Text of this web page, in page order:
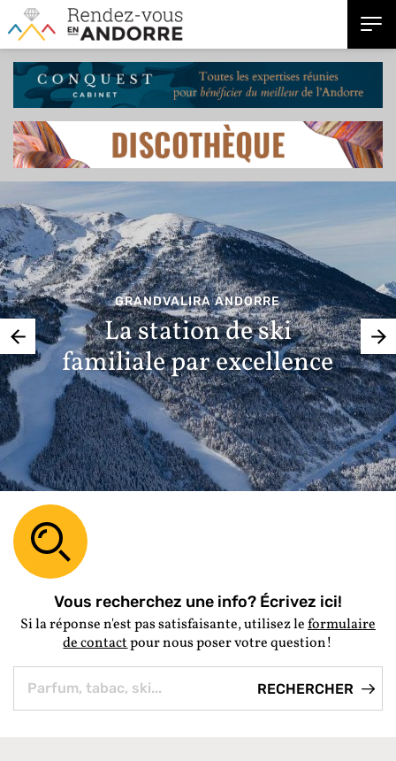
GRANDVALIRA ANDORRE
La station de ski
familiale par excellence
Vous recherchez une info? Écrivez ici!
Si la réponse n'est pas satisfaisante, utilisez leformulaire
de contactpour nous poser votre question!